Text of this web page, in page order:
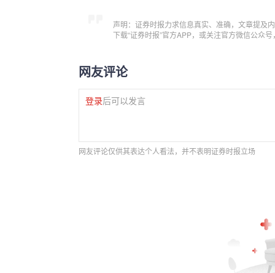
声明：证券时报力求信息真实、准确，文章提及
下载“证券时报”官方APP，或关注官方微信公众
网友评论
登录后可以发言
网友评论仅供其表达个人看法，并不表明证券时报立场